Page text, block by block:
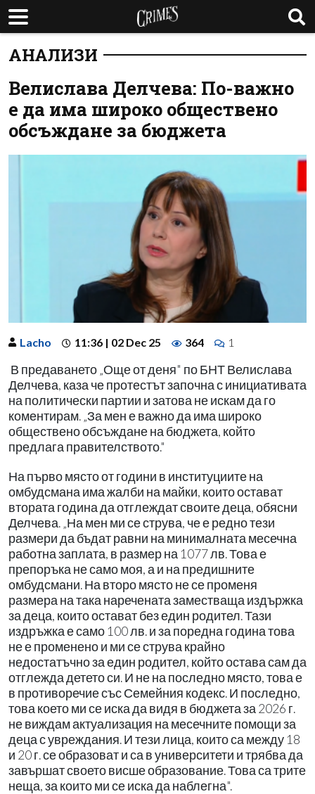
АНАЛИЗИ
Велислава Делчева: По-важно
е да има широко обществено
обсъждане за бюджета
Lacho 11:36 | 02 Dec 25 364 1
В предаването „Още от деня" по БНТ Велислава
Делчева, каза че протестът започна с инициативата
на политически партии и затова не искам да го
коментирам. „За мен е важно да има широко
обществено обсъждане на бюджета, който
предлага правителството."
На първо място от години в институциите на
омбудсмана има жалби на майки, които остават
втората година да отглеждат своите деца, обясни
Делчева. „На мен ми се струва, че е редно тези
размери да бъдат равни на минималната месечна
работна заплата, в размер на 1077 лв. Това е
препоръка не само моя, а и на предишните
омбудсмани. На второ място не се променя
размера на така наречената заместваща издържка
за деца, които остават без един родител. Тази
издръжка е само 100 лв. и за поредна година това
не е променено и ми се струва крайно
недостатъчно за един родител, който остава сам да
отглежда детето си. И не на последно място, това е
в противоречие със Семейния кодекс. И последно,
това което ми се иска да видя в бюджета за 2026 г.
не виждам актуализация на месечните помощи за
деца с увреждания. И тези лица, които са между 18
и 20 г. се образоват и са в университети и трябва да
завършат своето висше образование. Това са трите
неща, за които ми се иска да наблегна".